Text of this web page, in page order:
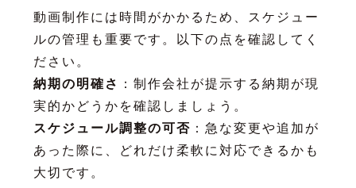
動画制作には時間がかかるため、スケジュー
ルの管理も重要です。以下の点を確認してく
ださい。
納期の明確さ
：制作会社が提示する納期が現
実的かどうかを確認しましょう。
スケジュール調整の可否 ：急な変更や追加が
あった際に、どれだけ柔軟に対応できるかも
大切です。